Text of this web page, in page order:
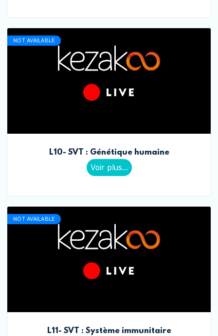
NOT AVAILABLE
L10- SVT : Génétique humaine
Voir plus...
NOT AVAILABLE
L11- SVT : Système immunitaire